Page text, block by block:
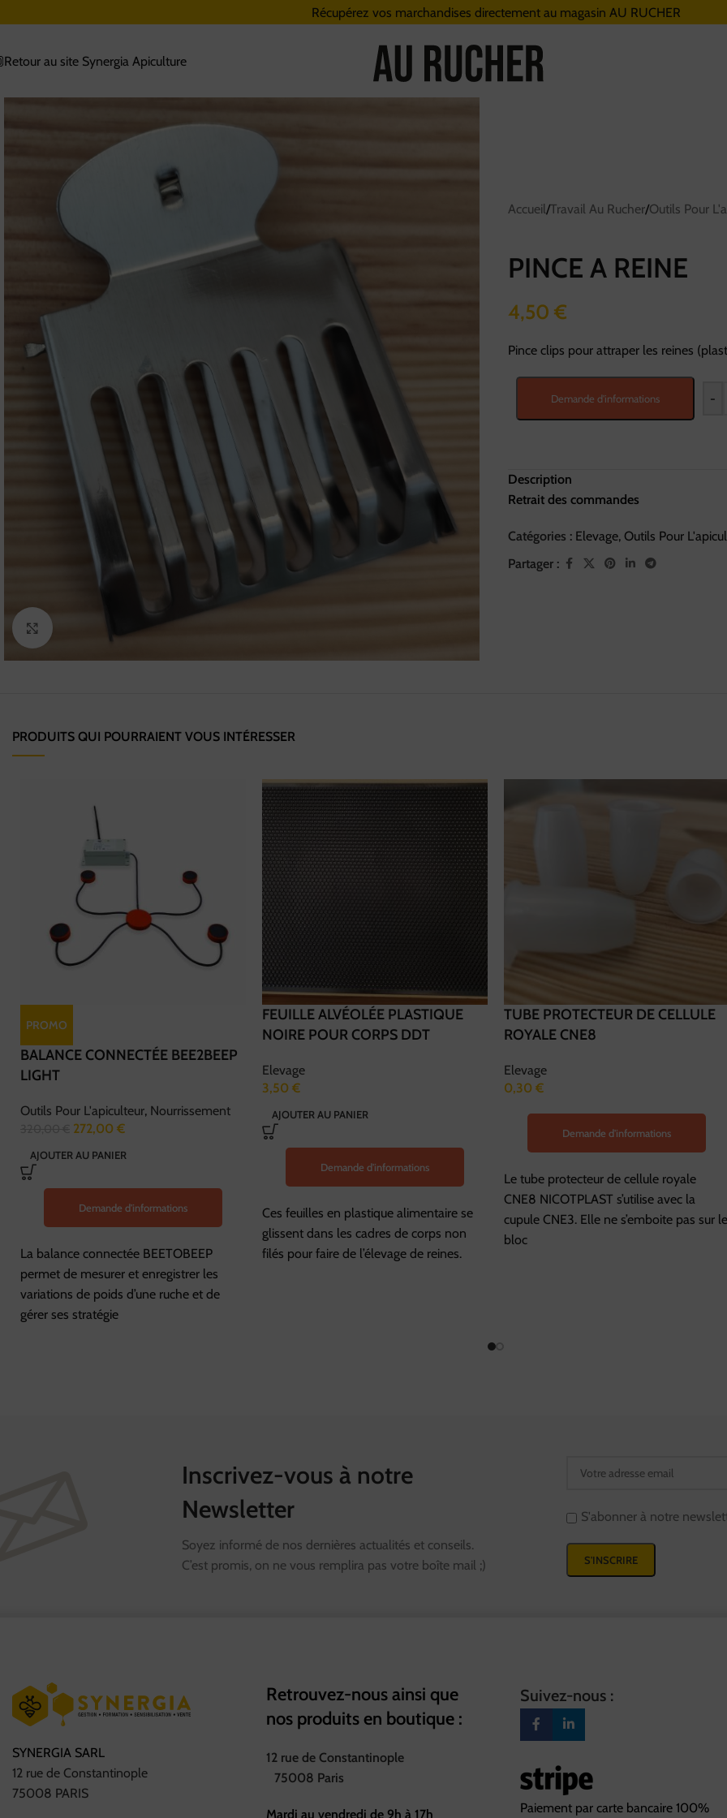
Nouveaux horaires
Du mardi au vendredi de 9h à 17h
Récupérez vos marchandises directement au magasin AU RUCHER
Retour au site Synergia Apiculture
Cliquez pour agrandir
Accueil/Travail Au Rucher/Outils Pour
PINCE A REINE
4,50 €
Pince clips pour attraper les reines
-
Demande d'informations
Description
Retrait des commandes
Catégories : Elevage, Outils Pour
Partager :
PRODUITS QUI POURRAIENT VOUS INTÉRESSER
PROMO
BALANCE CONNECTÉE BEE2BEEP
LIGHT
Outils Pour L'apiculteur, Nourrissement
272,00 €
AJOUTER AU PANIER
Demande d'informations
La balance connectée BEETOBEEP
permet de mesurer et enregistrer les
variations de poids d’une ruche et de
gérer ses stratégie
FEUILLE ALVÉOLÉE PLASTIQUE
NOIRE POUR CORPS DDT
Elevage
3,50 €
AJOUTER AU PANIER
Demande d'informations
Ces feuilles en plastique alimentaire se
glissent dans les cadres de corps non
filés pour faire de l’élevage de reines.
TUBE PROTECTEUR DE CELLULE
ROYALE CNE8
Elevage
0,30 €
Demande d'informations
Le tube protecteur de cellule royale
CNE8 NICOTPLAST s’utilise avec la
cupule CNE3. Elle ne s’emboite pas sur le
bloc
Inscrivez-vous à notre
Newsletter
Soyez informé de nos dernières actualités et conseils.
C’est promis, on ne vous remplira pas votre boîte mail ;)
S'abonner à notre
SYNERGIA SARL
12 rue de Constantinople
75008 PARIS
Retrouvez-nous ainsi que
nos produits en boutique :
12 rue de Constantinople
75008 Paris
Mardi au vendredi de 9h à 17h
Suivez-nous :
Paiement par carte bancaire 100%